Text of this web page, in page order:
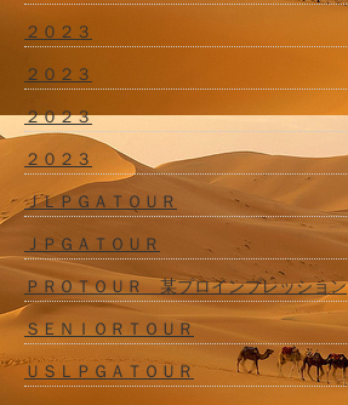
２０２３
２０２３
２０２３
２０２３
ＪＬＰＧＡＴＯＵＲ
ＪＰＧＡＴＯＵＲ
ＰＲＯＴＯＵＲ 某プロインプレッション
ＳＥＮＩＯＲＴＯＵＲ
ＵＳＬＰＧＡＴＯＵＲ